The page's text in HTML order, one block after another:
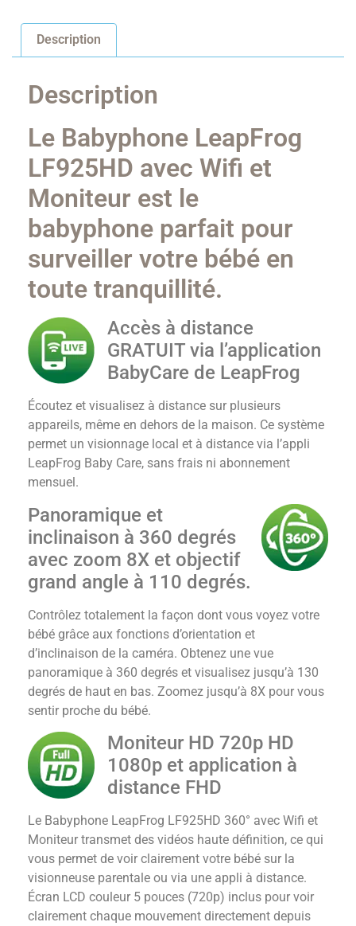
Description
Description
Le Babyphone LeapFrog
LF925HD avec Wifi et
Moniteur est le
babyphone parfait pour
surveiller votre bébé en
toute tranquillité.
Accès à distance
GRATUIT via l’application
BabyCare de LeapFrog
Écoutez et visualisez à distance sur plusieurs
appareils, même en dehors de la maison. Ce système
permet un visionnage local et à distance via l’appli
LeapFrog Baby Care, sans frais ni abonnement
mensuel.
Panoramique et
inclinaison à 360 degrés
avec zoom 8X et objectif
grand angle à 110 degrés.
Contrôlez totalement la façon dont vous voyez votre
bébé grâce aux fonctions d’orientation et
d’inclinaison de la caméra. Obtenez une vue
panoramique à 360 degrés et visualisez jusqu’à 130
degrés de haut en bas. Zoomez jusqu’à 8X pour vous
sentir proche du bébé.
Moniteur HD 720p HD
1080p et application à
distance FHD
Le Babyphone LeapFrog LF925HD 360° avec Wifi et
Moniteur transmet des vidéos haute définition, ce qui
vous permet de voir clairement votre bébé sur la
visionneuse parentale ou via une appli à distance.
Écran LCD couleur 5 pouces (720p) inclus pour voir
clairement chaque mouvement directement depuis